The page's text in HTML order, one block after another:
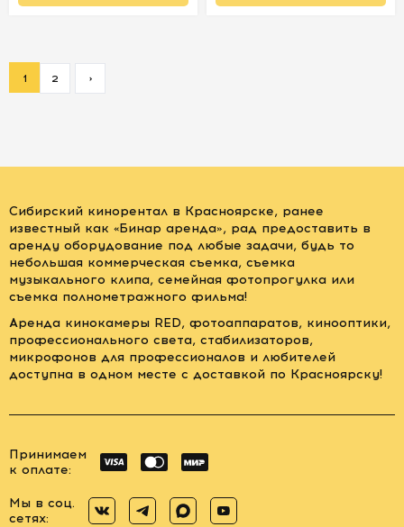
1 2 >
Сибирский кинорентал в Красноярске, ранее
известный как «Бинар аренда», рад предоставить в
аренду оборудование под любые задачи, будь то
небольшая коммерческая съемка, съемка
музыкального клипа, семейная фотопрогулка или
съемка полнометражного фильма!
Аренда кинокамеры RED, фотоаппаратов, кинооптики,
профессионального света, стабилизаторов,
микрофонов для профессионалов и любителей
доступна в одном месте с доставкой по Красноярску!
Принимаем
к оплате:
Мы в соц.
сетях: